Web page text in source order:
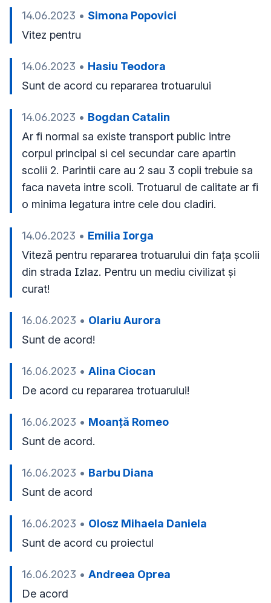
14.06.2023 • Simona Popovici
Vitez pentru
14.06.2023 • Hasiu Teodora
Sunt de acord cu repararea trotuarului
14.06.2023 • Bogdan Catalin
Ar fi normal sa existe transport public intre
corpul principal si cel secundar care apartin
scolii 2. Parintii care au 2 sau 3 copii trebuie sa
faca naveta intre scoli. Trotuarul de calitate ar fi
o minima legatura intre cele dou cladiri.
14.06.2023 • Emilia Iorga
Viteză pentru repararea trotuarului din fața școlii
din strada Izlaz. Pentru un mediu civilizat și
curat!
16.06.2023 • Olariu Aurora
Sunt de acord!
16.06.2023 • Alina Ciocan
De acord cu repararea trotuarului!
16.06.2023 • Moanță Romeo
Sunt de acord.
16.06.2023 • Barbu Diana
Sunt de acord
16.06.2023 • Olosz Mihaela Daniela
Sunt de acord cu proiectul
16.06.2023 • Andreea Oprea
De acord